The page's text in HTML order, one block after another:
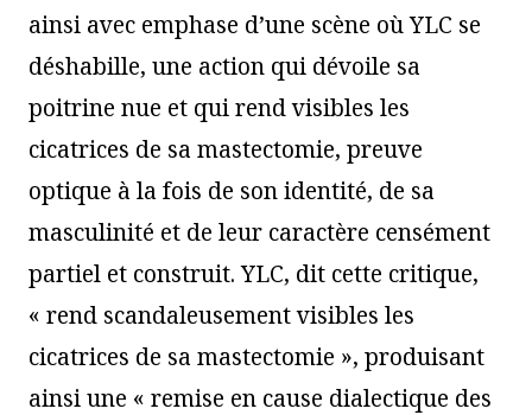
ainsi avec emphase d’une scène où YLC se
déshabille, une action qui dévoile sa
poitrine nue et qui rend visibles les
cicatrices de sa mastectomie, preuve
optique à la fois de son identité, de sa
masculinité et de leur caractère censément
partiel et construit. YLC, dit cette critique,
« rend scandaleusement visibles les
cicatrices de sa mastectomie », produisant
ainsi une « remise en cause dialectique des